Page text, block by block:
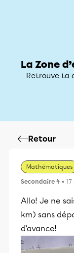
La Zone
Retrouve ta
Retour
Mathématiques
Secondaire 4 •
Allo! Je ne
km) sans
d’avance!